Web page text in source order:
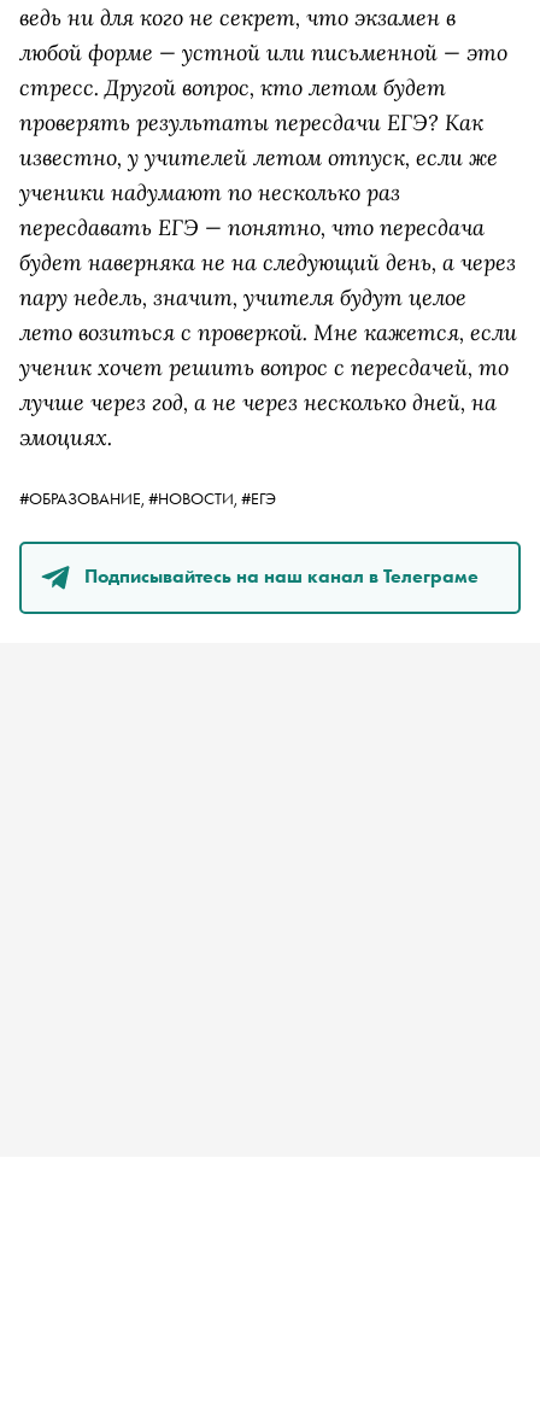
ведь ни для кого не секрет, что экзамен в
любой форме — устной или письменной — это
стресс. Другой вопрос, кто летом будет
проверять результаты пересдачи ЕГЭ? Как
известно, у учителей летом отпуск, если же
ученики надумают по несколько раз
пересдавать ЕГЭ — понятно, что пересдача
будет наверняка не на следующий день, а через
пару недель, значит, учителя будут целое
лето возиться с проверкой. Мне кажется, если
ученик хочет решить вопрос с пересдачей, то
лучше через год, а не через несколько дней, на
эмоциях.
#ОБРАЗОВАНИЕ, #НОВОСТИ, #ЕГЭ
Подписывайтесь на наш канал в Телеграме